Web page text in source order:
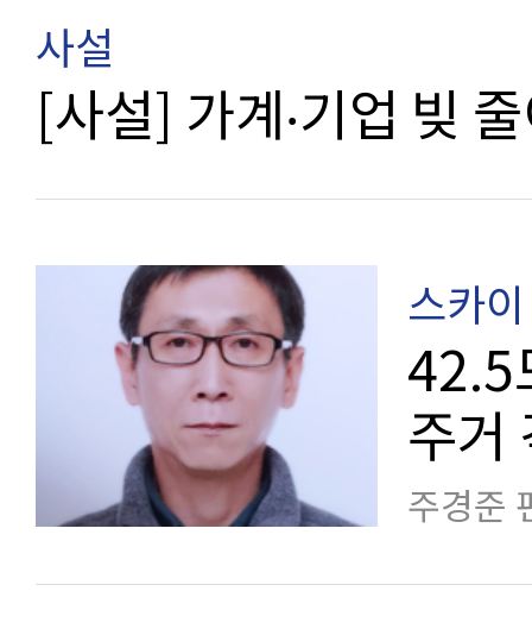
사설
[사설] 가계‧기업 빚
스카
42.5
주거
주경준